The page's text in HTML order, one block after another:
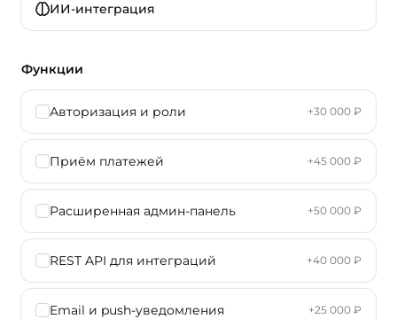
ИИ-интеграция
Функции
Авторизация и роли +30 000 ₽
Приём платежей +45 000 ₽
Расширенная админ-панель +50 000 ₽
REST API для интеграций +40 000 ₽
Email и push-уведомления +25 000 ₽